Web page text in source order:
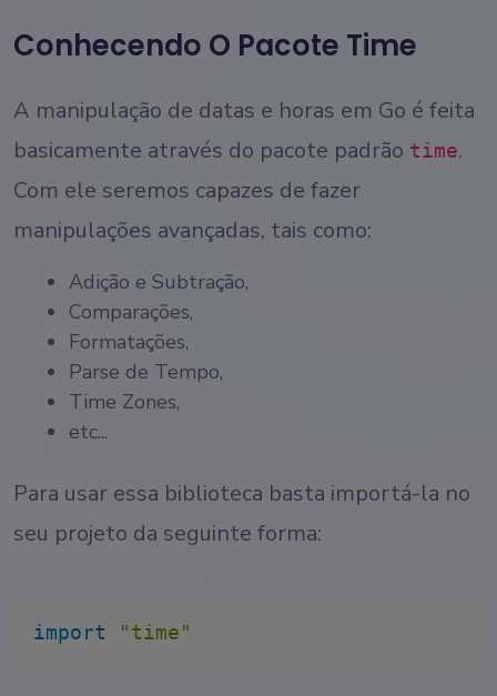
Conhecendo O Pacote Time
A manipulação de datas e horas em Go é feita
basicamente através do pacote padrão time.
Com ele seremos capazes de fazer
manipulações avançadas, tais como:
Adição e Subtração,
Comparações,
Formatações,
Parse de Tempo,
Time Zones,
etc...
Para usar essa biblioteca basta importá-la no
seu projeto da seguinte forma:
import "time"